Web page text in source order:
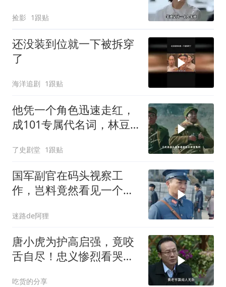
捡影 1跟贴
还没装到位就一下被拆穿
了
海洋追剧 1跟贴
他凭一个角色迅速走红，
成101专属代名词，林豆
了史剧堂 1跟贴
国军副官在码头视察工
作，岂料竟然看见一个人
迷路de阿狸
唐小虎为护高启强，竟咬
舌自尽！忠义惨烈看哭观
吃货的分享